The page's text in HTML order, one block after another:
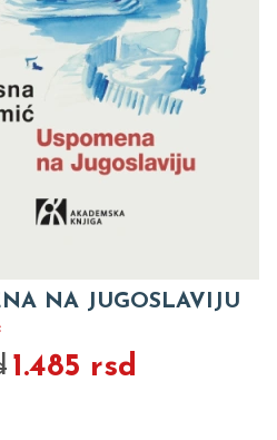
NA JUGOSLAVIJU
1.485 rsd